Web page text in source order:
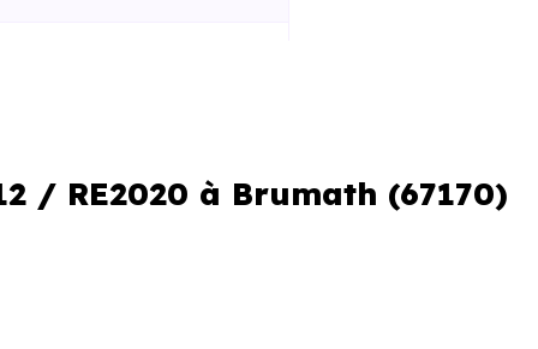
locale
/ RE2020 à Brumath (67170)